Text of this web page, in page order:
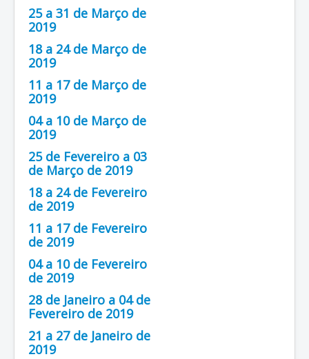
25 a 31 de Março de
2019
18 a 24 de Março de
2019
11 a 17 de Março de
2019
04 a 10 de Março de
2019
25 de Fevereiro a 03
de Março de 2019
18 a 24 de Fevereiro
de 2019
11 a 17 de Fevereiro
de 2019
04 a 10 de Fevereiro
de 2019
28 de Janeiro a 04 de
Fevereiro de 2019
21 a 27 de Janeiro de
2019